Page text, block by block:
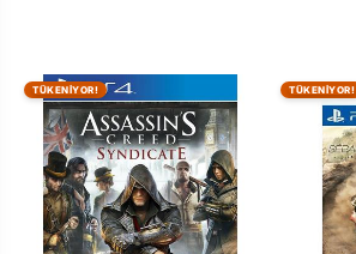
TÜKENİYOR! TÜKENİYOR!